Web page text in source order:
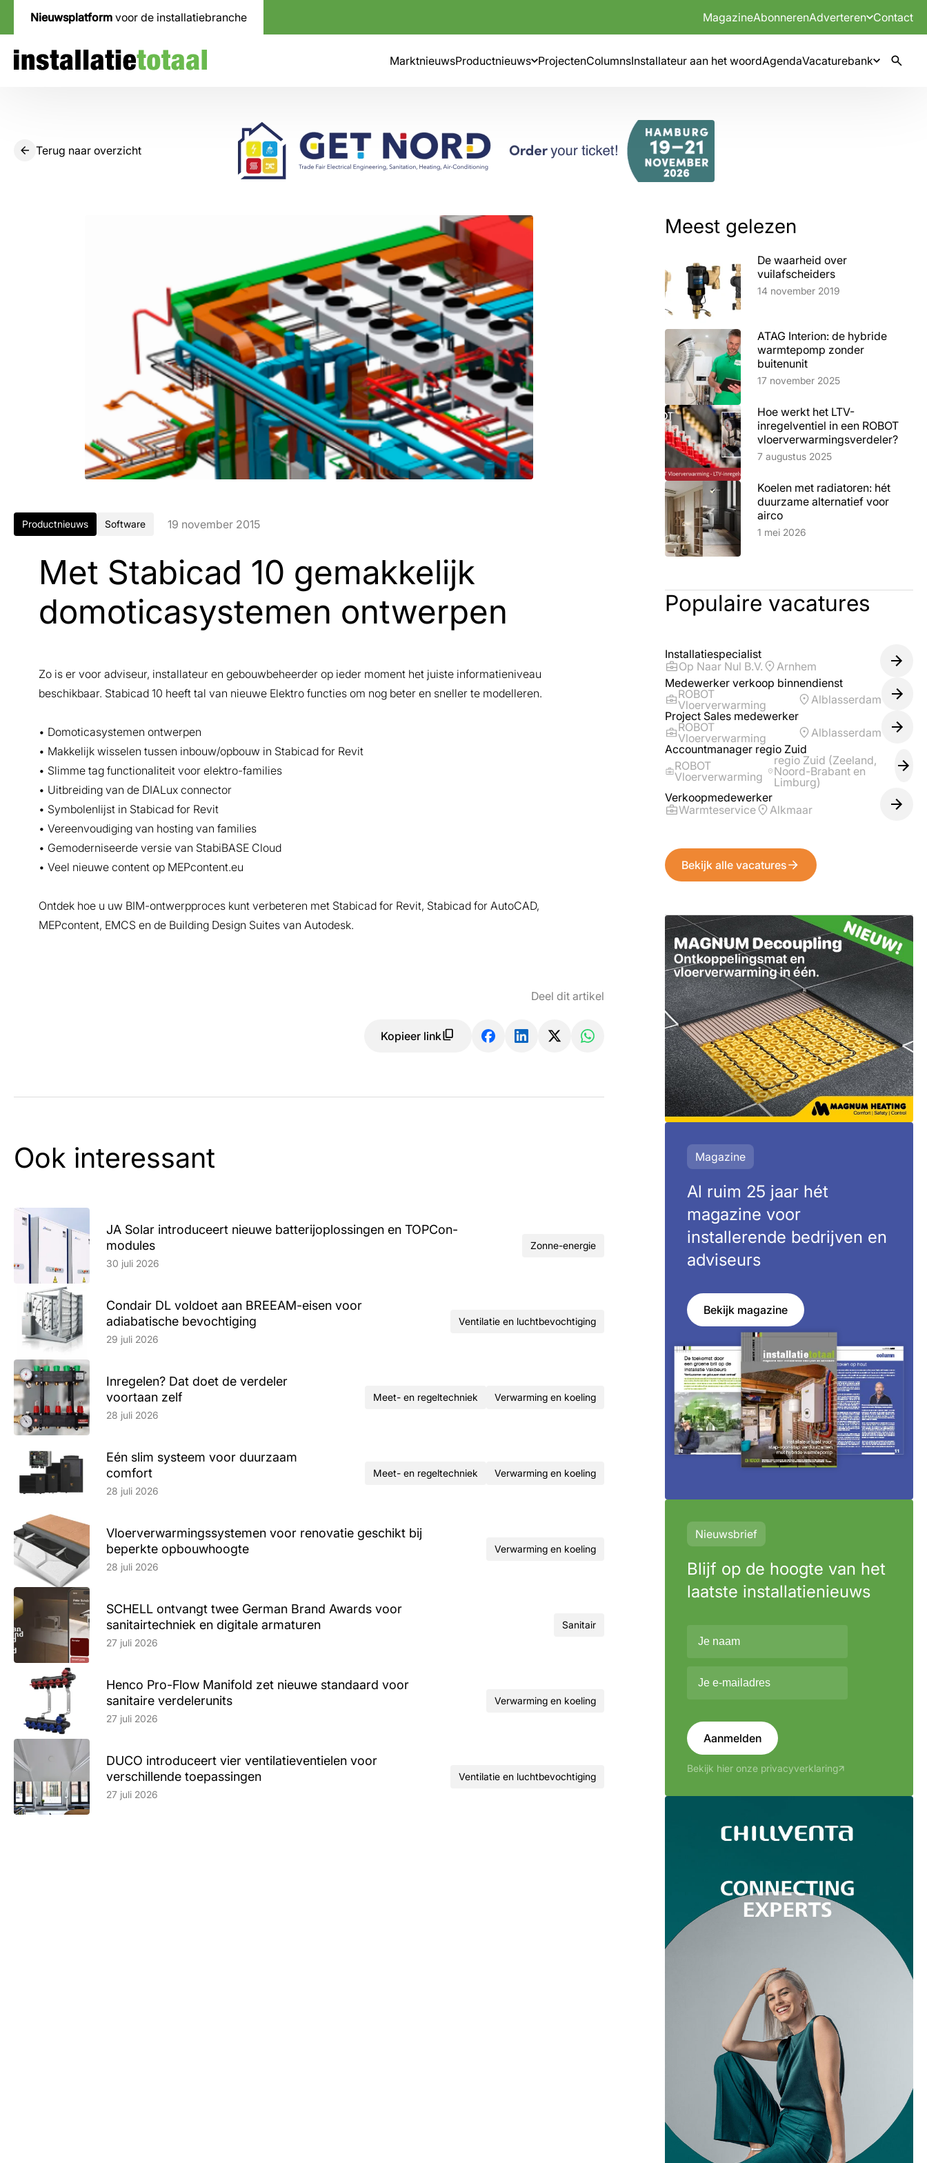
Nieuwsplatform voor de installatiebranche MagazineAbonnerenAdverteren Contact
MarktnieuwsProductnieuws ProjectenColumnsInstallateur aan het woordAgendaVacaturebank
Terug naar overzicht
Productnieuws Software 19 november 2015
Met Stabicad 10 gemakkelijk
domoticasystemen ontwerpen
Zo is er voor adviseur, installateur en gebouwbeheerder op ieder moment het juiste informatieniveau
beschikbaar. Stabicad 10 heeft tal van nieuwe Elektro functies om nog beter en sneller te modelleren.
• Domoticasystemen ontwerpen
• Makkelijk wisselen tussen inbouw/opbouw in Stabicad for Revit
• Slimme tag functionaliteit voor elektro-families
• Uitbreiding van de DIALux connector
• Symbolenlijst in Stabicad for Revit
• Vereenvoudiging van hosting van families
• Gemoderniseerde versie van StabiBASE Cloud
• Veel nieuwe content op MEPcontent.eu
Ontdek hoe u uw BIM-ontwerpproces kunt verbeteren met Stabicad for Revit, Stabicad for AutoCAD,
MEPcontent, EMCS en de Building Design Suites van Autodesk.
Deel dit artikel
Kopieer link
Ook interessant
JA Solar introduceert nieuwe batterijoplossingen en TOPCon-
modules
Lees artikel
30 juli 2026
Zonne-energie
Condair DL voldoet aan BREEAM-eisen voor
adiabatische bevochtiging
Lees artikel
29 juli 2026
Ventilatie en luchtbevochtiging
Inregelen? Dat doet de verdeler
voortaan zelf
Lees artikel
28 juli 2026
Meet- en regeltechniek Verwarming en koeling
Eén slim systeem voor duurzaam
comfort
Lees artikel
28 juli 2026
Meet- en regeltechniek Verwarming en koeling
Vloerverwarmingssystemen voor renovatie geschikt bij
beperkte opbouwhoogte
Lees artikel
28 juli 2026
Verwarming en koeling
SCHELL ontvangt twee German Brand Awards voor
sanitairtechniek en digitale armaturen
Lees artikel
27 juli 2026
Sanitair
Henco Pro-Flow Manifold zet nieuwe standaard voor
sanitaire verdelerunits
Lees artikel
27 juli 2026
Verwarming en koeling
DUCO introduceert vier ventilatieventielen voor
verschillende toepassingen
Lees artikel
27 juli 2026
Ventilatie en luchtbevochtiging
Meest gelezen
De waarheid over
vuilafscheiders
Lees artikel
14 november 2019
ATAG Interion: de hybride
warmtepomp zonder
buitenunit
Lees artikel
17 november 2025
Hoe werkt het LTV-
inregelventiel in een ROBOT
vloerverwarmingsverdeler?
Lees artikel
7 augustus 2025
Koelen met radiatoren: hét
duurzame alternatief voor
aircoLees artikel
1 mei 2026
Populaire vacatures
Installatiespecialist
Op Naar Nul B.V.
Arnhem
Medewerker verkoop binnendienst
ROBOT
Vloerverwarming
Alblasserdam
Project Sales medewerker
ROBOT
Vloerverwarming
Alblasserdam
Accountmanager regio Zuid
ROBOT
Vloerverwarming
regio Zuid (Zeeland,
Noord-Brabant en
Limburg)
Verkoopmedewerker
Warmteservice
Alkmaar
Bekijk alle vacatures
Magazine
Al ruim 25 jaar hét
magazine voor
installerende bedrijven en
adviseurs
Bekijk magazine
Nieuwsbrief
Blijf op de hoogte van het
laatste installatienieuws
Aanmelden
Bekijk hier onze privacyverklaring